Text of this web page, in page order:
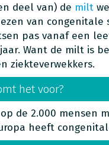
deel van) de milt
van congenitale
pas vanaf een
Want de milt is
ziekteverwekkers.
het voor?
de 2.000 mensen
heeft